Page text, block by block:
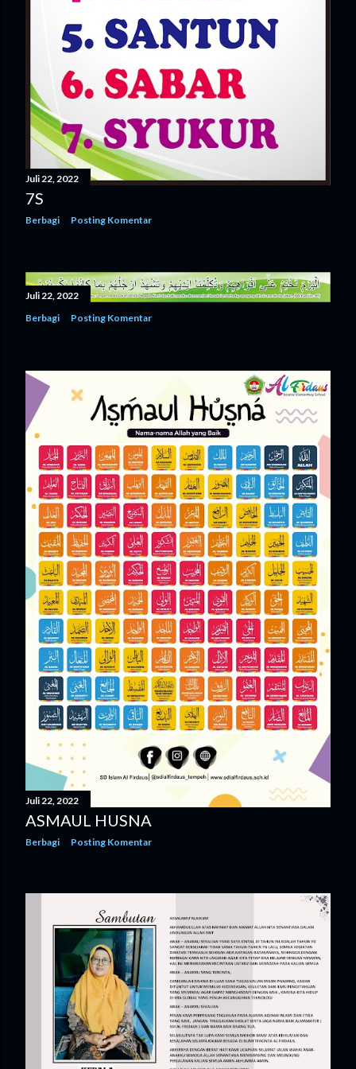
Juli 22, 2022
7S
Berbagi Posting Komentar
Juli 22, 2022
Berbagi
Posting Komentar
Juli 22, 2022
ASMAUL HUSNA
Berbagi Posting Komentar